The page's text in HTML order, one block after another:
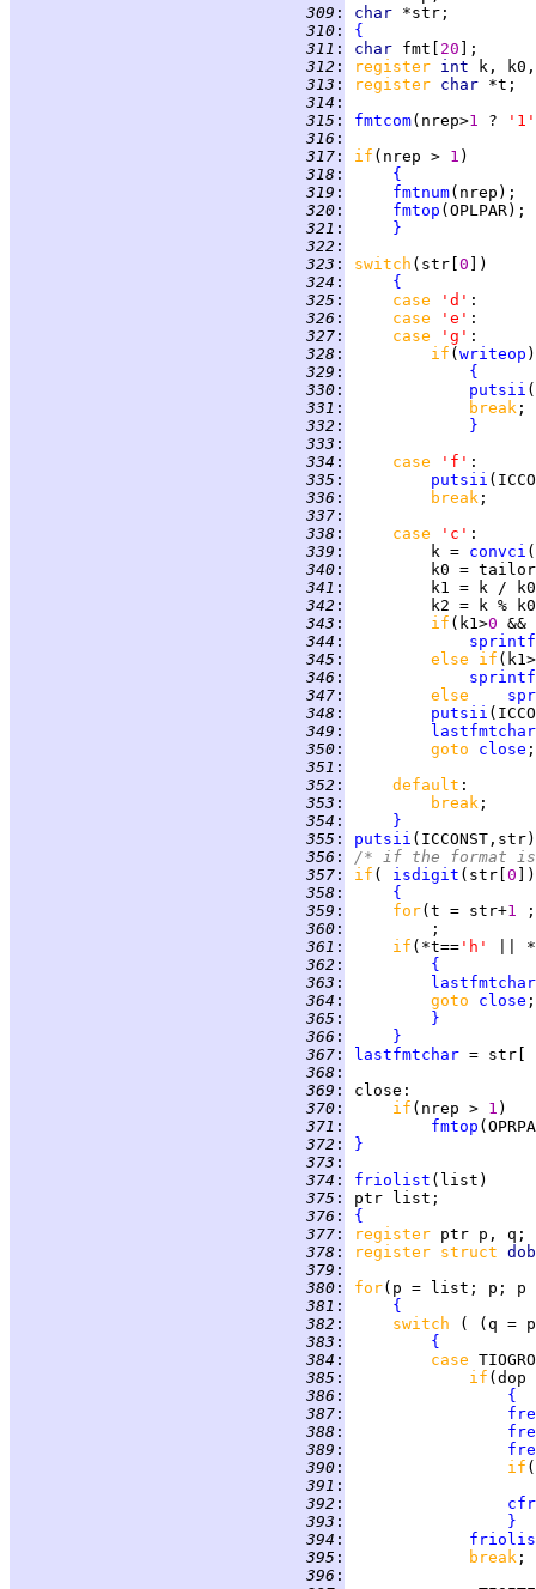
309 : char
310 :
{
311 : char fmt[ 20
312 : register int
313 : register char
314 :
315 : fmtcom(nrep>1 ?
316 :
317 : if (nrep > 1
318 :
{
319 : fmtnum
320 : fmtop
321 :
}
322 :
323 : switch (str[ 0
324 :
{
325 : case 'd'
326 : case 'e'
327 : case 'g'
328 : if ( writeop
329 :
{
330 : putsii
331 : break
332 :
}
333 :
334 : case 'f'
335 : putsii
336 : break
337 :
338 : case 'c'
339 :
         k =
convci
340 :
341 :
342 :
343 : if (k1>0 &&
344 :
sprintf
345 : else if (k1>
346 :
sprintf
347 : else
348 :
putsii
349 :
lastfmtchar
350 : goto close
351 :
352 : default
353 : break
354 :
}
355 :
putsii
356 :
/* if the format is
357 : if ( isdigit (str[ 0
358 :
{
359 : for(t = str+1
360 :
361 : if (*t== 'h'
||
362 :
{
363 :
lastfmtchar
364 : goto close
365 :
}
366 :
}
367 : lastfmtchar = str[
368 :
369 : close
370 : if (nrep > 1
371 :
fmtop
372 :
}
373 :
374 : friolist
375 :
376 :
{
377 : register
378 : register struct
379 :
380 :
for
381 :
{
382 :
switch
383 :
{
384 : case
385 :
if
386 :
{
387 :
388 :
389 :
390 : if
391 :
392 :
393 :
}
394 :
395 : break
396 :